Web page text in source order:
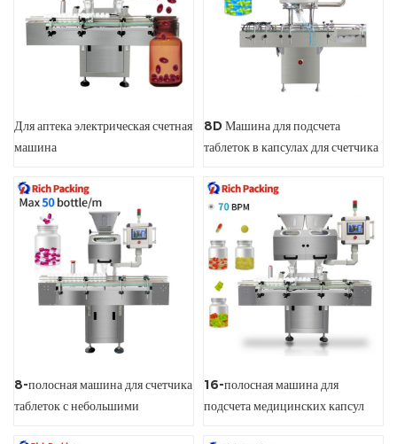
Для аптека электрическая счетная
машина
8D Машина для подсчета
таблеток в капсулах для счетчика
8-полосная машина для счетчика
таблеток с небольшими
16-полосная машина для
подсчета медицинских капсул